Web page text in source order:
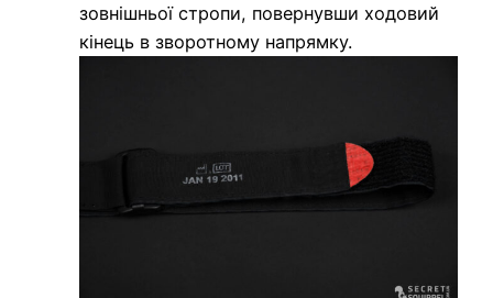
зовнішньої стропи, повернувши ходовий
кінець в зворотному напрямку.